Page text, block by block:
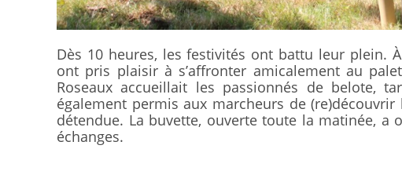
Dès 10 heures, les festivités ont battu leur plein.
ont pris plaisir à s’affronter amicalement au
Roseaux accueillait les passionnés de belote,
également permis aux marcheurs de
détendue. La buvette, ouverte toute la matinée,
échanges.